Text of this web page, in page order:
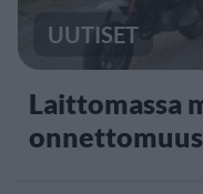
UUTISET
Laittomassa